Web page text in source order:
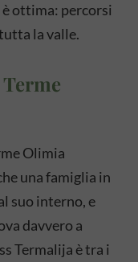
è ottima: percorsi
la valle.
Olimia
una famiglia in
suo interno, e
davvero a
Termalija è tra i